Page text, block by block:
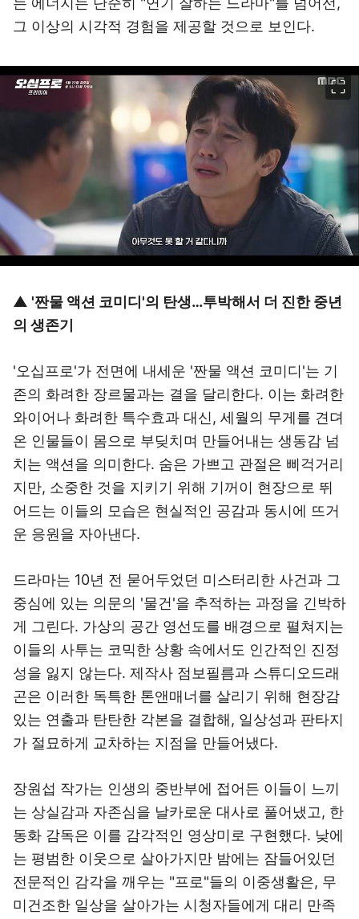
그 이상의 시각적 경험을 제공할 것으로 보인다.
▲ '짠물 액션 코미디'의 탄생…투박해서 더 진한 중년
의 생존기
'오십프로'가 전면에 내세운 '짠물 액션 코미디'는 기
존의 화려한 장르물과는 결을 달리한다. 이는 화려한
와이어나 화려한 특수효과 대신, 세월의 무게를 견뎌
온 인물들이 몸으로 부딪치며 만들어내는 생동감 넘
치는 액션을 의미한다. 숨은 가쁘고 관절은 삐걱거리
지만, 소중한 것을 지키기 위해 기꺼이 현장으로 뛰
어드는 이들의 모습은 현실적인 공감과 동시에 뜨거
운 응원을 자아낸다.
드라마는 10년 전 묻어두었던 미스터리한 사건과 그
중심에 있는 의문의 '물건'을 추적하는 과정을 긴박하
게 그린다. 가상의 공간 영선도를 배경으로 펼쳐지는
이들의 사투는 코믹한 상황 속에서도 인간적인 진정
성을 잃지 않는다. 제작사 점보필름과 스튜디오드래
곤은 이러한 독특한 톤앤매너를 살리기 위해 현장감
있는 연출과 탄탄한 각본을 결합해, 일상성과 판타지
가 절묘하게 교차하는 지점을 만들어냈다.
장원섭 작가는 인생의 중반부에 접어든 이들이 느끼
는 상실감과 자존심을 날카로운 대사로 풀어냈고, 한
동화 감독은 이를 감각적인 영상미로 구현했다. 낮에
는 평범한 이웃으로 살아가지만 밤에는 잠들어있던
전문적인 감각을 깨우는 "프로"들의 이중생활은, 무
미건조한 일상을 살아가는 시청자들에게 대리 만족